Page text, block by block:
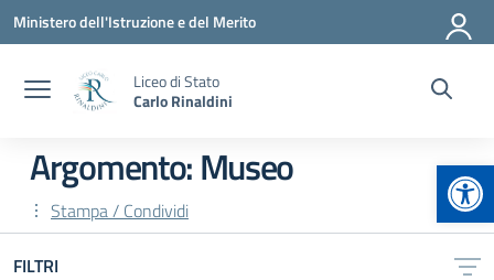
Vai ai contenuti
Vai al menu di navigazione
Vai al footer
Ministero dell'Istruzione e del Merito
Liceo di Stato
Carlo Rinaldini
Argomento: Museo
Stampa / Condividi
FILTRI